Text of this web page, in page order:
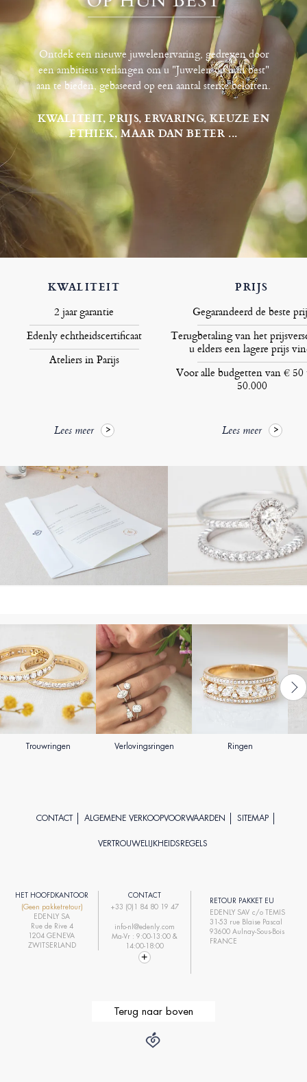
Ontdek een nieuwe juwelenervaring, gedreven door
een ambitieus verlangen om u "Juwelen op hun best"
aan te bieden, gebaseerd op een aantal sterke beloften.
KWALITEIT, PRIJS, ERVARING, KEUZE EN
ETHIEK, MAAR DAN BETER ...
KWALITEIT
2 jaar garantie
Edenly echtheidscertificaat
Ateliers in Parijs
Lees meer
PRIJS
Gegarandeerd de beste
Terugbetaling van het
u elders een lagere prijs
Voor alle budgetten van €
50.000
Lees meer
Trouwringen Verlovingsringen Ringen
CONTACT ALGEMENE VERKOOPVOORWAARDEN SITEMAP
VERTROUWELIJKHEIDSREGELS
HET HOOFDKANTOOR
(Geen pakketretour)
EDENLY SA
Rue de Rive 4
1204 GENEVA
ZWITSERLAND
CONTACT
+33 (0)1 84 80 19 47
info-nl@edenly.com
Ma-Vr : 9:00-13:00 &
14:00-18:00
RETOUR PAKKET EU
EDENLY SAV c/o TEMIS
31-53 rue Blaise Pascal
93600 Aulnay-Sous-Bois
FRANCE
Terug naar boven